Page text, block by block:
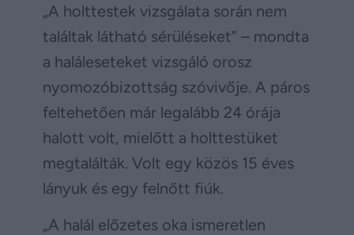
„A holttestek vizsgálata során nem
találtak látható sérüléseket” – mondta
a haláleseteket vizsgáló orosz
nyomozóbizottság szóvivője. A páros
feltehetően már legalább 24 órája
halott volt, mielőtt a holttestüket
megtalálták. Volt egy közös 15 éves
lányuk és egy felnőtt fiúk.
„A halál előzetes oka ismeretlen